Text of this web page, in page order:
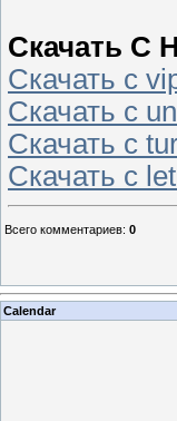
Скачать С
Скачать с
Скачать с
Скачать с
Скачать с
Всего комментариев: 0
Calendar